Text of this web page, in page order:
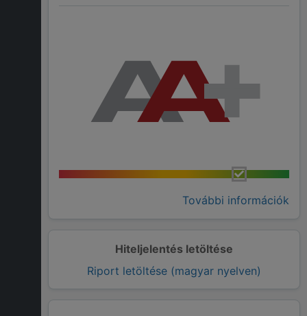
További információk
Hiteljelentés letöltése
Riport letöltése (magyar nyelven)